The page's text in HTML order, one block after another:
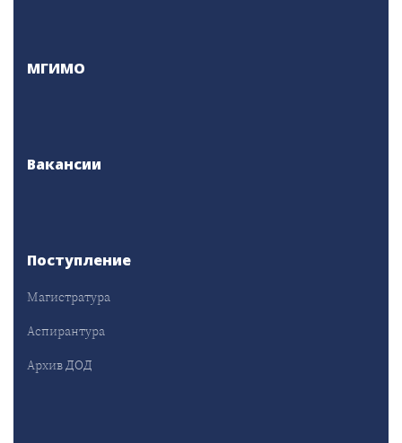
МГИМО
Вакансии
Поступление
Магистратура
Аспирантура
Архив ДОД